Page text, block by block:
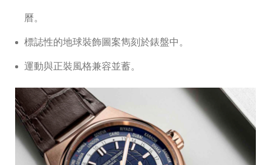
曆。
標誌性的地球裝飾圖案雋刻於錶盤中。
運動與正裝風格兼容並蓄。